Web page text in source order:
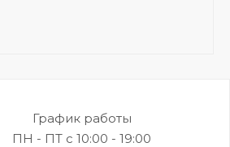
График работы
ПН - ПТ с 10:00 - 19:00